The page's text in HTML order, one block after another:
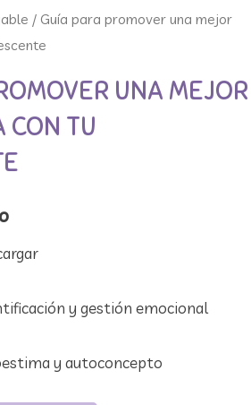
/ Guía para promover una mejor
UNA MEJOR
CON TU
y gestión emocional
y autoconcepto